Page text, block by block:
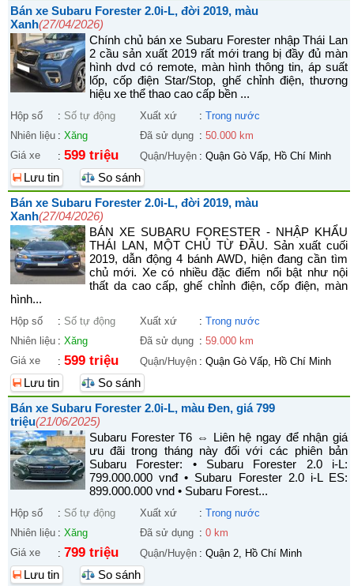
Bán xe Subaru Forester 2.0i-L, đời 2019, màu
Xanh(27/04/2026)
Chính chủ bán xe Subaru Forester nhập Thái Lan
2 cầu sản xuất 2019 rất mới trang bị đầy đủ màn
hình dvd có remote, màn hình thông tin, áp suất
lốp, cốp điện Star/Stop, ghế chỉnh điện, thương
hiệu xe thể thao cao cấp bền ...
Hộp số : Số tự động Xuất xứ : Trong nước
Nhiên liệu : Xăng Đã sử dụng : 50.000 km
Giá xe
: 599 triệu Quận/Huyện : Quận Gò Vấp, Hồ Chí Minh
Lưu tin
So sánh
Bán xe Subaru Forester 2.0i-L, đời 2019, màu
Xanh(27/04/2026)
BÁN XE SUBARU FORESTER - NHẬP KHẨU
THÁI LAN, MỘT CHỦ TỪ ĐẦU. Sản xuất cuối
2019, dẫn động 4 bánh AWD, hiện đang cần tìm
chủ mới. Xe có nhiều đặc điểm nổi bật như nội
thất da cao cấp, ghế chỉnh điện, cốp điện, màn
hình...
Hộp số : Số tự động Xuất xứ : Trong nước
Nhiên liệu : Xăng Đã sử dụng : 59.000 km
Giá xe
: 599 triệu Quận/Huyện : Quận Gò Vấp, Hồ Chí Minh
Lưu tin
So sánh
Bán xe Subaru Forester 2.0i-L, màu Đen, giá 799
triệu(21/06/2025)
Subaru Forester T6 ⇔ Liên hệ ngay để nhận giá
ưu đãi trong tháng này đối với các phiên bản
Subaru Forester: • Subaru Forester 2.0 i-L:
799.000.000 vnđ • Subaru Forester 2.0 i-L ES:
899.000.000 vnd • Subaru Forest...
Hộp số : Số tự động Xuất xứ : Trong nước
Nhiên liệu : Xăng Đã sử dụng : 0 km
Giá xe
: 799 triệu Quận/Huyện : Quận 2, Hồ Chí Minh
Lưu tin So sánh